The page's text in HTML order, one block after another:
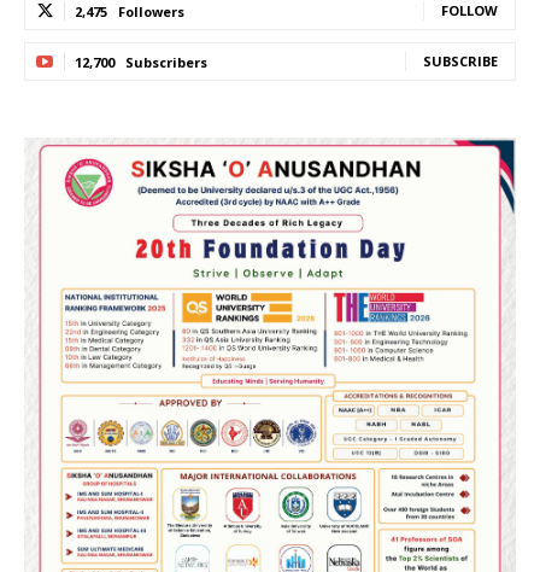
2,475 Followers FOLLOW
12,700 Subscribers SUBSCRIBE